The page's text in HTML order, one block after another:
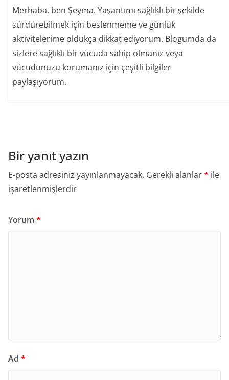
Merhaba, ben Şeyma. Yaşantımı sağlıklı bir şekilde
sürdürebilmek için beslenmeme ve günlük
aktivitelerime oldukça dikkat ediyorum. Blogumda da
sizlere sağlıklı bir vücuda sahip olmanız veya
vücudunuzu korumanız için çeşitli bilgiler
paylaşıyorum.
Bir yanıt yazın
E-posta adresiniz yayınlanmayacak. Gerekli alanlar* ile
işaretlenmişlerdir
Yorum *
Ad *